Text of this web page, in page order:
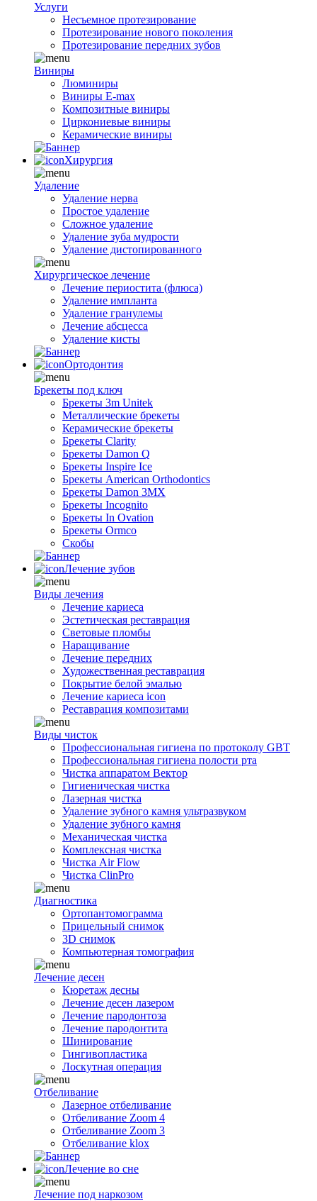
Услуги
Несъемное протезирование
Протезирование нового поколения
Протезирование передних зубов
Виниры
Люминиры
Виниры E-max
Композитные виниры
Циркониевые виниры
Керамические виниры
Хирургия
Удаление
Удаление нерва
Простое удаление
Сложное удаление
Удаление зуба мудрости
Удаление дистопированного
Хирургическое лечение
Лечение периостита (флюса)
Удаление импланта
Удаление гранулемы
Лечение абсцесса
Удаление кисты
Ортодонтия
Брекеты под ключ
Брекеты 3m Unitek
Металлические брекеты
Керамические брекеты
Брекеты Clarity
Брекеты Damon Q
Брекеты Inspire Ice
Брекеты American Orthodontics
Брекеты Damon 3MX
Брекеты Incognito
Брекеты In Ovation
Брекеты Ormco
Скобы
Лечение зубов
Виды лечения
Лечение кариеса
Эстетическая реставрация
Световые пломбы
Наращивание
Лечение передних
Художественная реставрация
Покрытие белой эмалью
Лечение кариеса icon
Реставрация композитами
Виды чисток
Профессиональная гигиена по протоколу GBT
Профессиональная гигиена полости рта
Чистка аппаратом Вектор
Гигиеническая чистка
Лазерная чистка
Удаление зубного камня ультразвуком
Удаление зубного камня
Механическая чистка
Комплексная чистка
Чистка Air Flow
Чистка ClinPro
Диагностика
Ортопантомограмма
Прицельный снимок
3D снимок
Компьютерная томография
Лечение десен
Кюретаж десны
Лечение десен лазером
Лечение пародонтоза
Лечение пародонтита
Шинирование
Гингивопластика
Лоскутная операция
Отбеливание
Лазерное отбеливание
Отбеливание Zoom 4
Отбеливание Zoom 3
Отбеливание klox
Лечение во сне
Лечение под наркозом